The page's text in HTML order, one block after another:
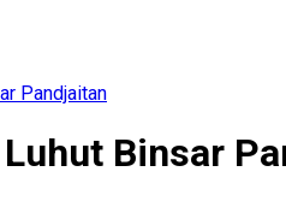
Pandjaitan
Luhut Binsar